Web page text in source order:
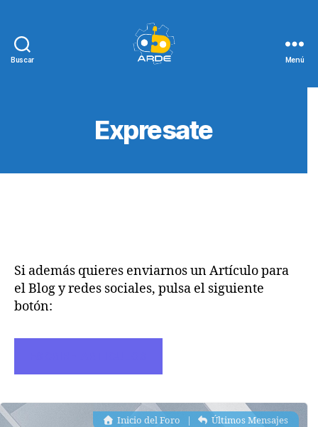
Buscar Menú
Expresate
Si además quieres enviarnos un Artículo para
el Blog y redes sociales, pulsa el siguiente
botón:
Inicio del Foro Últimos Mensajes